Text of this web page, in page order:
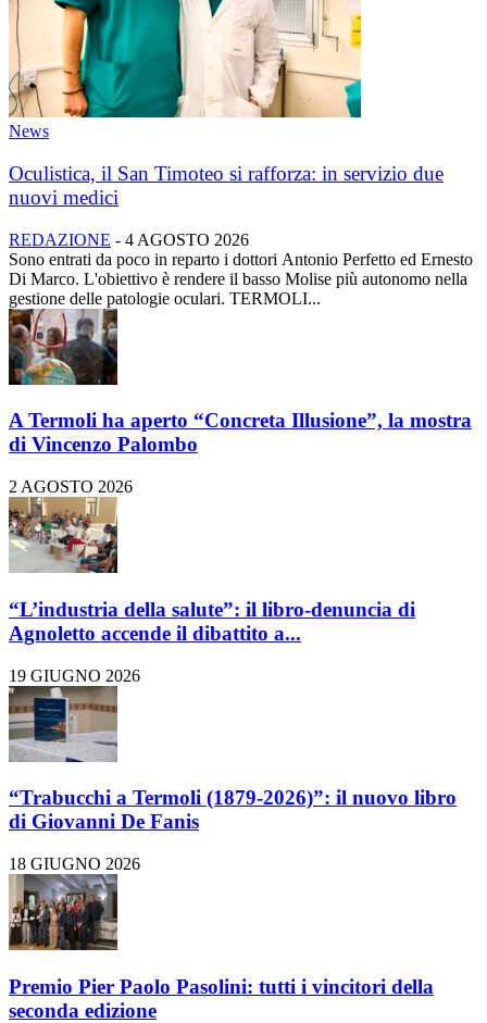
News
Oculistica, il San Timoteo si rafforza: in servizio due
nuovi medici
REDAZIONE - 4 AGOSTO 2026
Sono entrati da poco in reparto i dottori Antonio Perfetto ed Ernesto
Di Marco. L'obiettivo è rendere il basso Molise più autonomo nella
gestione delle patologie oculari. TERMOLI...
A Termoli ha aperto “Concreta Illusione”, la mostra
di Vincenzo Palombo
2 AGOSTO 2026
“L’industria della salute”: il libro-denuncia di
Agnoletto accende il dibattito a...
19 GIUGNO 2026
“Trabucchi a Termoli (1879-2026)”: il nuovo libro
di Giovanni De Fanis
18 GIUGNO 2026
Premio Pier Paolo Pasolini: tutti i vincitori della
seconda edizione